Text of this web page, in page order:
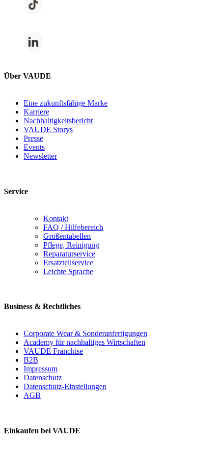
Über VAUDE
Eine zukunftsfähige Marke
Karriere
Nachhaltigkeitsbericht
VAUDE Storys
Presse
Events
Newsletter
Service
Kontakt
FAQ / Hilfebereich
Größentabellen
Pflege, Reinigung
Reparaturservice
Ersatzteilservice
Leichte Sprache
Business & Rechtliches
Corporate Wear & Sonderanfertigungen
Academy für nachhaltiges Wirtschaften
VAUDE Franchise
B2B
Impressum
Datenschutz
Datenschutz-Einstellungen
AGB
Einkaufen bei VAUDE